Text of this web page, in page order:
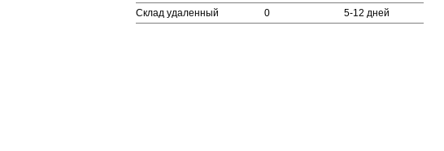
Склад удаленный
0 5-12 дней